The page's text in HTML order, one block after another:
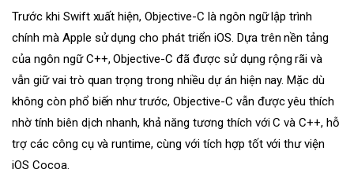
Trước khi Swift xuất hiện, Objective-C là ngôn ngữ lập trình
chính mà Apple sử dụng cho phát triển iOS. Dựa trên nền tảng
của ngôn ngữ C++, Objective-C đã được sử dụng rộng rãi và
vẫn giữ vai trò quan trọng trong nhiều dự án hiện nay. Mặc dù
không còn phổ biến như trước, Objective-C vẫn được yêu thích
nhờ tính biên dịch nhanh, khả năng tương thích với C và C++, hỗ
trợ các công cụ và runtime, cùng với tích hợp tốt với thư viện
iOS Cocoa.